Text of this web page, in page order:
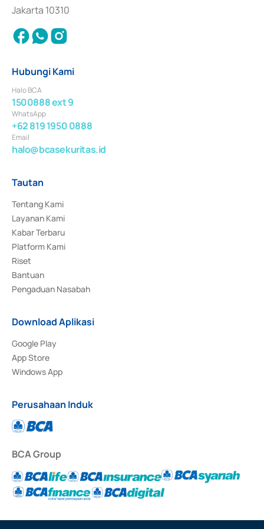
Jakarta 10310
Hubungi Kami
Halo BCA
1500888 ext 9
WhatsApp
+62 819 1950 0888
Email
halo@bcasekuritas.id
Tautan
Tentang Kami
Layanan Kami
Kabar Terbaru
Platform Kami
Riset
Bantuan
Pengaduan Nasabah
Download Aplikasi
Google Play
App Store
Windows App
Perusahaan Induk
BCA Group